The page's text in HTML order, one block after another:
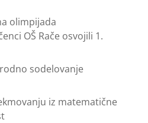
olimpijada
OŠ Rače osvojili 1.
sodelovanje
iz matematične